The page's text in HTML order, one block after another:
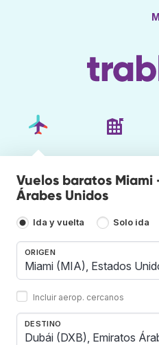
Vuelos baratos Miami
Árabes Unidos
Ida y vuelta Solo ida
ORIGEN
Incluir aerop. cercanos
DESTINO